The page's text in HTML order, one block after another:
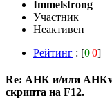
Immelstrong
Участник
Неактивен
Рейтинг : [0|0]
Re: АНК и/или
скрипта на F12.